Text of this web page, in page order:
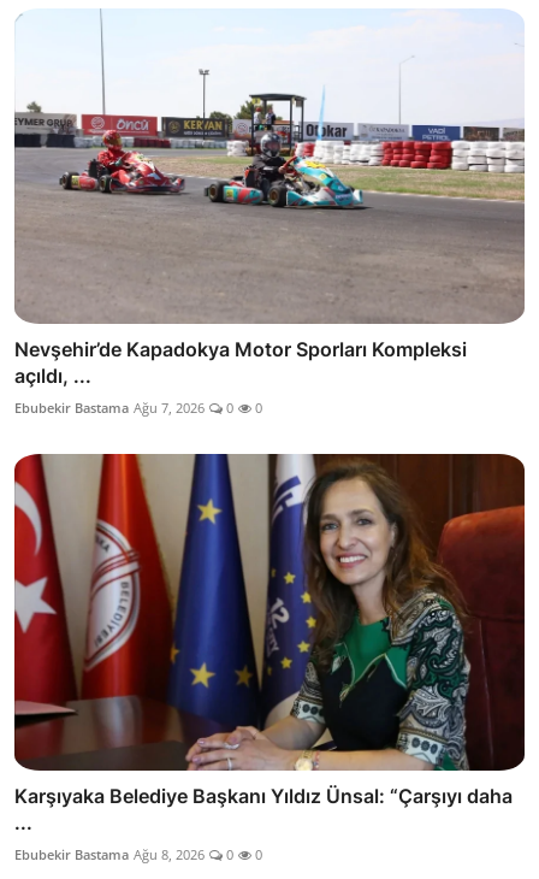
Nevşehir’de Kapadokya Motor Sporları Kompleksi
açıldı, ...
Ebubekir Bastama Ağu 7, 2026 0 0
Karşıyaka Belediye Başkanı Yıldız Ünsal: “Çarşıyı daha
...
Ebubekir Bastama Ağu 8, 2026 0 0